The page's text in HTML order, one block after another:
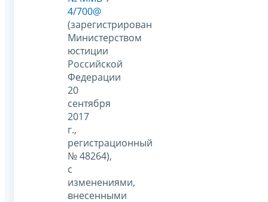
4/700@
(зарегистрирован
Министерством
юстиции
Российской
Федерации
20
сентября
2017
г.,
регистрационный
№ 48264),
с
изменениями,
внесенными